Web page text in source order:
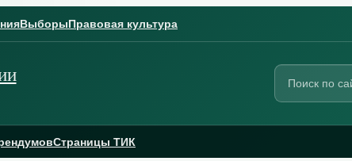
ВыборыПравовая культура
Поиск
сайту
Страницы ТИК